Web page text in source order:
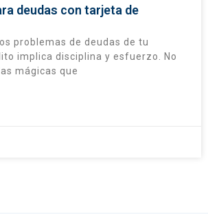
deudas con tarjeta de
problemas de deudas de tu
implica disciplina y esfuerzo. No
mágicas que